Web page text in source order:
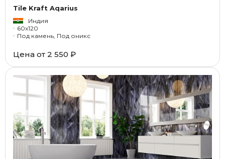
Tile Kraft Aqarius
Индия
60x120
Под камень, Под оникс
Цена от 2 550 ₽